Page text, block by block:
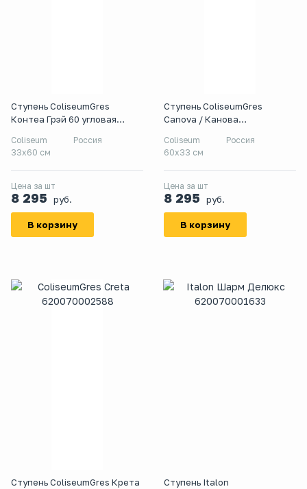
Ступень ColiseumGres
Контеа Грэй 60 угловая
Coliseum
Россия
33x60 см
Цена за шт
8 295 руб.
В корзину
Ступень ColiseumGres
Canova / Канова
Coliseum
Россия
60x33 см
Цена за шт
8 295 руб.
В корзину
Ступень ColiseumGres Крета
Ступень Italon